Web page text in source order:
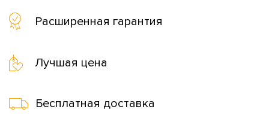
Расширенная гарантия
Лучшая цена
Бесплатная доставка